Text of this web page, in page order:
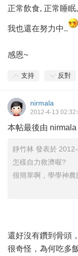
正常飲食, 正常睡
我也還在努力中..
感恩~
支持 反對
nirmala
2012-4-13
本帖最後由
靜竹林 發表於
怎樣自力救濟喔?
很簡單啊，學學神
還好沒有鑽到骨頭
很奇怪，為何吃多